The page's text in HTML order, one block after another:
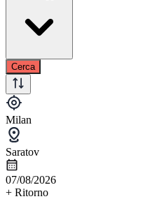
Cerca
Milan
Saratov
07/08/2026
+ Ritorno